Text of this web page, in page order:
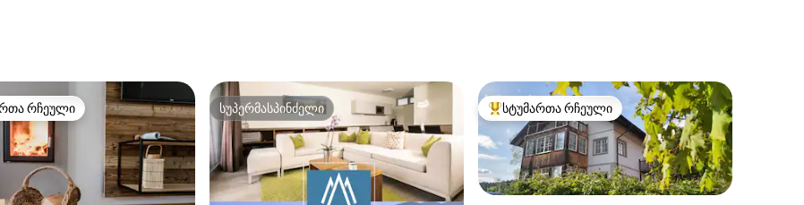
რჩეული მოწინავე ვარიანტი
რჩეული სუპერმასპინძელი
სუპერმასპინძელი სტუმართა რჩეული მოწინავე ვარიანტი
სტუმართა რჩეული